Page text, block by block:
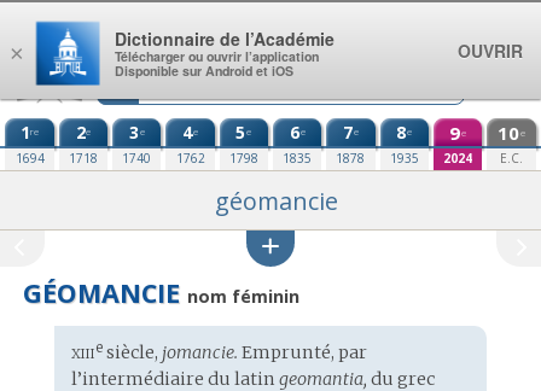
Aller au contenu
1re
1694
2e
1718
3e
1740
4e
1762
5e
1798
6e
1835
7e
1878
8e
1935
9e
2024
10e
E.C.
géomancie
GÉOMANCIE nom féminin
Étymologie
:
xiiiesiècle, jomancie. Emprunté, par
l’intermédiaire du latin geomantia, du grec
×
Dictionnaire de l’Académie
Télécharger ou ouvrir l’application
Disponible sur Android et iOS
OUVRIR